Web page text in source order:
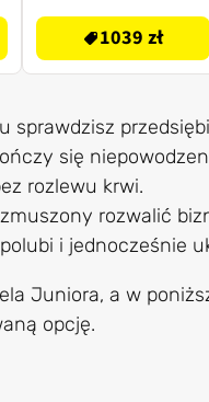
1039 zł
sprawdzisz
się
rozlewu krwi.
rozwalić
i jednocześnie
Juniora, a w
opcję.